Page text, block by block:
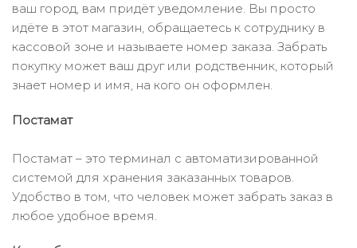
ваш город, вам придёт уведомление. Вы просто
идёте в этот магазин, обращаетесь к сотруднику в
кассовой зоне и называете номер заказа. Забрать
покупку может ваш друг или родственник, который
знает номер и имя, на кого он оформлен.
Постамат
Постамат – это терминал с автоматизированной
системой для хранения заказанных товаров.
Удобство в том, что человек может забрать заказ в
любое удобное время.